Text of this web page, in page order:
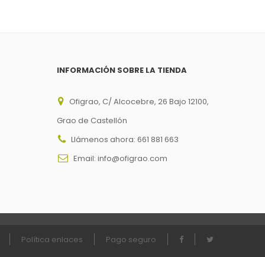
INFORMACIÓN SOBRE LA TIENDA
Ofigrao, C/ Alcocebre, 26 Bajo 12100,
Grao de Castellón
Llámenos ahora: 661 881 663
Email: info@ofigrao.com
Política enlaces Pago seguro